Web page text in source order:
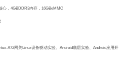
心，4GBDDR3内存，16GBeMMC
A72网关Linux设备驱动实验、Android底层实验、Android应用开